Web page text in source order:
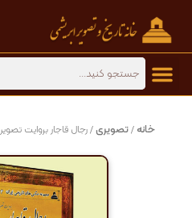
محتوا
Search
خانه /تصویری/ رجال قاجار بروایت تصویر